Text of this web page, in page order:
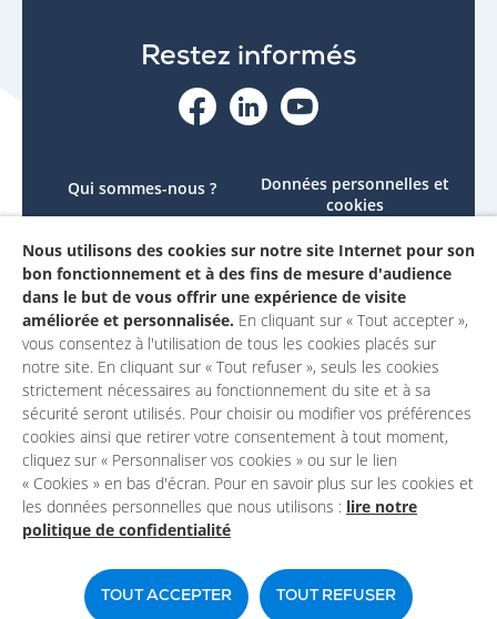
Restez informés
Qui sommes-nous ?
Le projet
Contactez-nous
Mon compte
Données personnelles et
cookies
Accessibilité : non
conforme
Mentions légales
Un site du
Nous utilisons des cookies sur notre site Internet pour son
bon fonctionnement et à des fins de mesure d'audience
dans le but de vous offrir une expérience de visite
améliorée et personnalisée. En cliquant sur « Tout accepter »,
vous consentez à l'utilisation de tous les cookies placés sur
notre site. En cliquant sur « Tout refuser », seuls les cookies
strictement nécessaires au fonctionnement du site et à sa
sécurité seront utilisés. Pour choisir ou modifier vos préférences
cookies ainsi que retirer votre consentement à tout moment,
cliquez sur « Personnaliser vos cookies » ou sur le lien
« Cookies » en bas d'écran. Pour en savoir plus sur les cookies et
les données personnelles que nous utilisons : lire notre
politique de confidentialité
TOUT ACCEPTER TOUT REFUSER